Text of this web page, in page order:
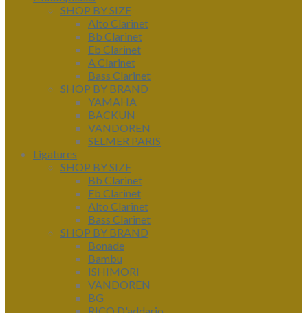
SHOP BY SIZE
Alto Clarinet
Bb Clarinet
Eb Clarinet
A Clarinet
Bass Clarinet
SHOP BY BRAND
YAMAHA
BACKUN
VANDOREN
SELMER PARIS
Ligatures
SHOP BY SIZE
Bb Clarinet
Eb Clarinet
Alto Clarinet
Bass Clarinet
SHOP BY BRAND
Bonade
Bambu
ISHIMORI
VANDOREN
BG